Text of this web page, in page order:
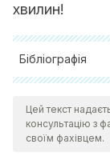
хвилин!
Бібліографія
& Darviri, C.
insomnia: a
Цей текст
консультацію з
своїм фахівцем.